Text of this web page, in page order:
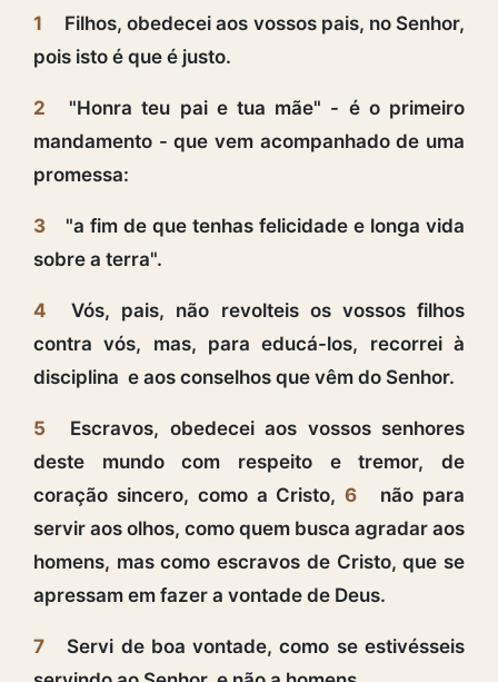
1
Filhos, obedecei aos vossos pais, no Senhor,
pois isto é que é justo.
2
"Honra teu pai e tua mãe" - é o primeiro
mandamento - que vem acompanhado de uma
promessa:
3
"a fim de que tenhas felicidade e longa vida
sobre a terra".
4
Vós, pais, não revolteis os vossos filhos
contra vós, mas, para educá-los, recorrei à
disciplina e aos conselhos que vêm do Senhor.
5
Escravos, obedecei aos vossos senhores
deste mundo com respeito e tremor, de
coração sincero, como a Cristo,6
não para
servir aos olhos, como quem busca agradar aos
homens, mas como escravos de Cristo, que se
apressam em fazer a vontade de Deus.
7
Servi de boa vontade, como se estivésseis